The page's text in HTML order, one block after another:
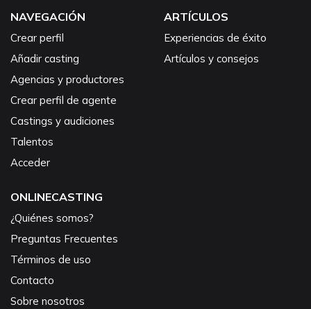
NAVEGACIÓN
Crear perfil
Añadir casting
Agencias y productores
Crear perfil de agente
Castings y audiciones
Talentos
Acceder
ARTÍCULOS
Experiencias de éxito
Artículos y consejos
ONLINECASTING
¿Quiénes somos?
Preguntas Frecuentes
Términos de uso
Contacto
Sobre nosotros